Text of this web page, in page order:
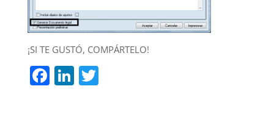
¡SI TE GUSTÓ, COMPÁRTELO!
F Li T